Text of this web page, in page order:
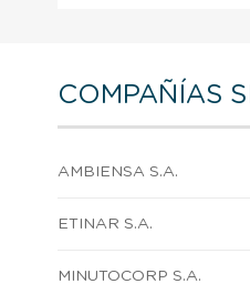
COMPAÑÍAS
AMBIENSA S.A.
ETINAR S.A.
MINUTOCORP S.A.